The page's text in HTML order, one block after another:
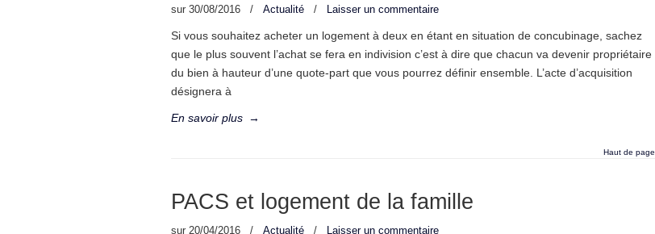
sur 30/08/2016 / Actualité / Laisser un commentaire
Si vous souhaitez acheter un logement à deux en étant en situation de concubinage, sachez
que le plus souvent l’achat se fera en indivision c’est à dire que chacun va devenir propriétaire
du bien à hauteur d’une quote-part que vous pourrez définir ensemble. L’acte d’acquisition
désignera à
En savoir plus →
Haut de page
PACS et logement de la famille
sur 20/04/2016 / Actualité / Laisser un commentaire